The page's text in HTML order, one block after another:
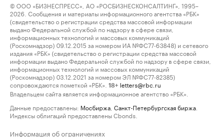
© ООО «БИЗНЕСПРЕСС», АО «РОСБИЗНЕСКОНСАЛТИНГ», 1995–
2026. Сообщения и материалы информационного агентства «РБК»
(свидетельство о регистрации средства массовой информации
выдано Федеральной службой по надзору в сфере связи,
информационных технологий и массовых коммуникаций
(Роскомнадзор) 09.12.2015 за номером ИА №ФС77-63848) и сетевого
издания «РБК» (свидетельство о регистрации средства массовой
информации выдано Федеральной службой по надзору в сфере связи,
информационных технологий и массовых коммуникаций
(Роскомнадзор) 03.12.2021 за номером ЭЛ №ФС77-82385)
сопровождаются пометкой «РБК».
18+ letters@rbc.ru
Владельцем сайта является информационное агентство «РБК».
Данные предоставлены: Мосбиржа Санкт-Петербургская биржа
Индексы облигаций предоставлены Cbonds.
Информация об ограничениях